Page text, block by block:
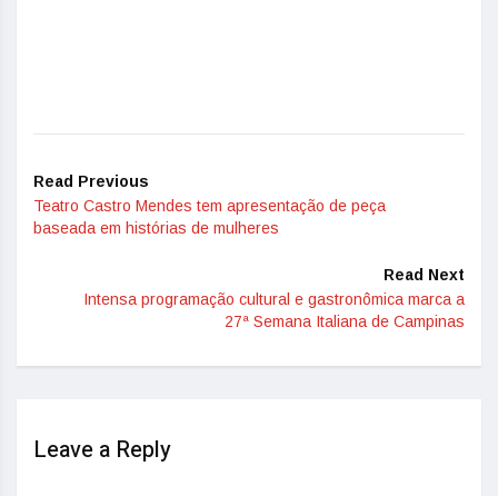
Read Previous
Teatro Castro Mendes tem apresentação de peça
baseada em histórias de mulheres
Read Next
Intensa programação cultural e gastronômica marca a
27ª Semana Italiana de Campinas
Leave a Reply